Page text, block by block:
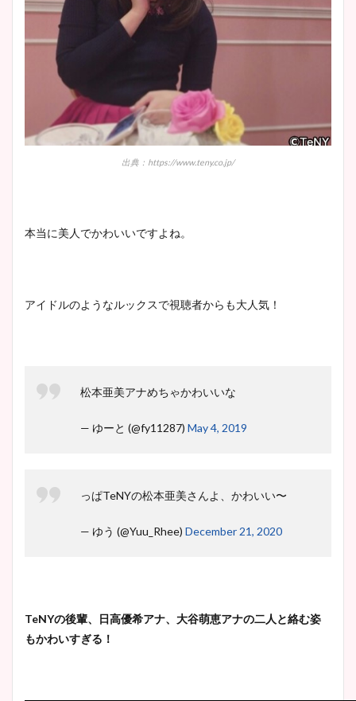
鈴木唯の太ってた時の体重が
ヤバすぎww原因や痩せたダ
イエット方は？昔と現在を画
像比較！
まとめ！足も美脚でカップも
池谷実悠アナのメガネ画像が
かわいい！カップや水着姿も
出典：https://www.teny.co.jp/
本当に美人でかわいいですよね。
アイドルのようなルックスで視聴者からも大人気！
松本亜美アナめちゃかわいいな
— ゆーと (@fy11287) May 4, 2019
っぱTeNYの松本亜美さんよ、かわいい〜
— ゆう (@Yuu_Rhee) December 21, 2020
TeNYの後輩、日高優希アナ、大谷萌恵アナの二人と絡む姿
もかわいすぎる！